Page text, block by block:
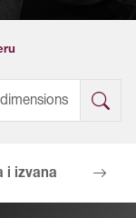
i izvana Vaše